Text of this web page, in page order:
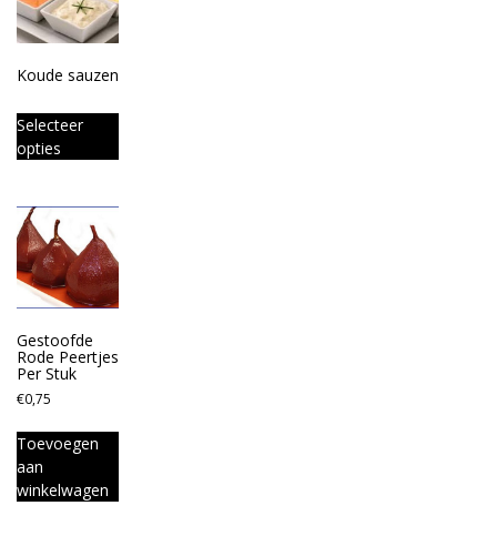
Koude sauzen
Selecteer
opties
Gestoofde
Rode Peertjes
Per Stuk
€0,75
Toevoegen
aan
winkelwagen